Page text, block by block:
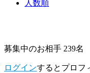
人数順
募集中のお相手 239名
ログインするとプロフ